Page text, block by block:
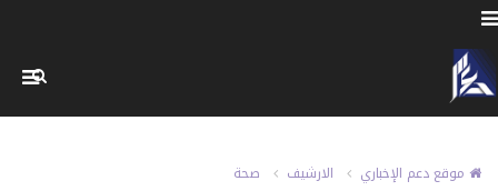
موقع دعم الإخباري الارشيف صحة